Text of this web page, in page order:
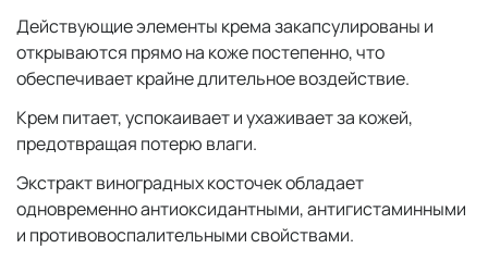
Действующие элементы крема закапсулированы и
открываются прямо на коже постепенно, что
обеспечивает крайне длительное воздействие.
Крем питает, успокаивает и ухаживает за кожей,
предотвращая потерю влаги.
Экстракт виноградных косточек обладает
одновременно антиоксидантными, антигистаминными
и противовоспалительными свойствами.